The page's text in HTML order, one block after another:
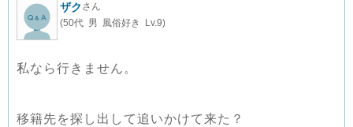
ザク さん
(50代 男 風俗好き Lv.9)
私なら行きません。
移籍先を探し出して追いかけて来た？